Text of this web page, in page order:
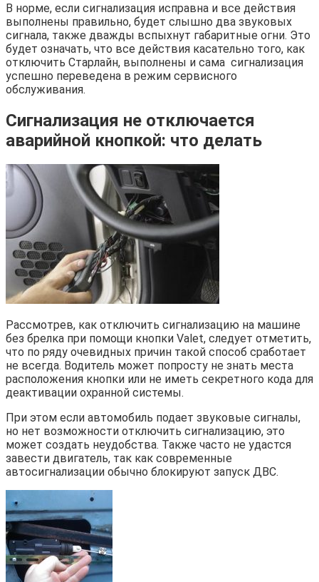
В норме, если сигнализация исправна и все действия
выполнены правильно, будет слышно два звуковых
сигнала, также дважды вспыхнут габаритные огни. Это
будет означать, что все действия касательно того, как
отключить Старлайн, выполнены и сама сигнализация
успешно переведена в режим сервисного
обслуживания.
Сигнализация не отключается
аварийной кнопкой: что делать
Рассмотрев, как отключить сигнализацию на машине
без брелка при помощи кнопки Valet, следует отметить,
что по ряду очевидных причин такой способ сработает
не всегда. Водитель может попросту не знать места
расположения кнопки или не иметь секретного кода для
деактивации охранной системы.
При этом если автомобиль подает звуковые сигналы,
но нет возможности отключить сигнализацию, это
может создать неудобства. Также часто не удастся
завести двигатель, так как современные
автосигнализации обычно блокируют запуск ДВС.